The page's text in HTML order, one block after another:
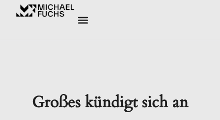
Großes kündigt sich an